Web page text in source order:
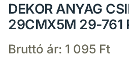
DEKOR ANYAG
29CMX5M 29-761
Bruttó ár: 1 095 Ft